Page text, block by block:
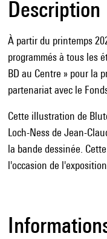
Description
À partir du printemps
programmés à tous les
BD au Centre » pour la
partenariat avec le
Cette illustration de
Loch-Ness de Jean-
la bande dessinée.
l'occasion de